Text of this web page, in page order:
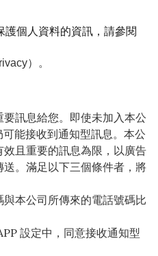
）。
訊息給您。即使未加入本公
能接收到通知型訊息。本公
且重要的訊息為限，以廣告
。滿足以下三個條件者，將
本公司所傳來的電話號碼比
設定中，同意接收通知型